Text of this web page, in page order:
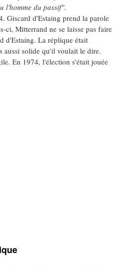
l'homme du passif".
Giscard d'Estaing prend la parole
ci, Mitterrand ne se laisse pas faire
d'Estaing. La réplique était
aussi solide qu'il voulait le dire.
En 1974, l'élection s'était jouée